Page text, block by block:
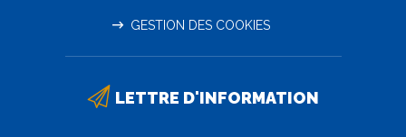
GESTION DES COOKIES
LETTRE D'INFORMATION